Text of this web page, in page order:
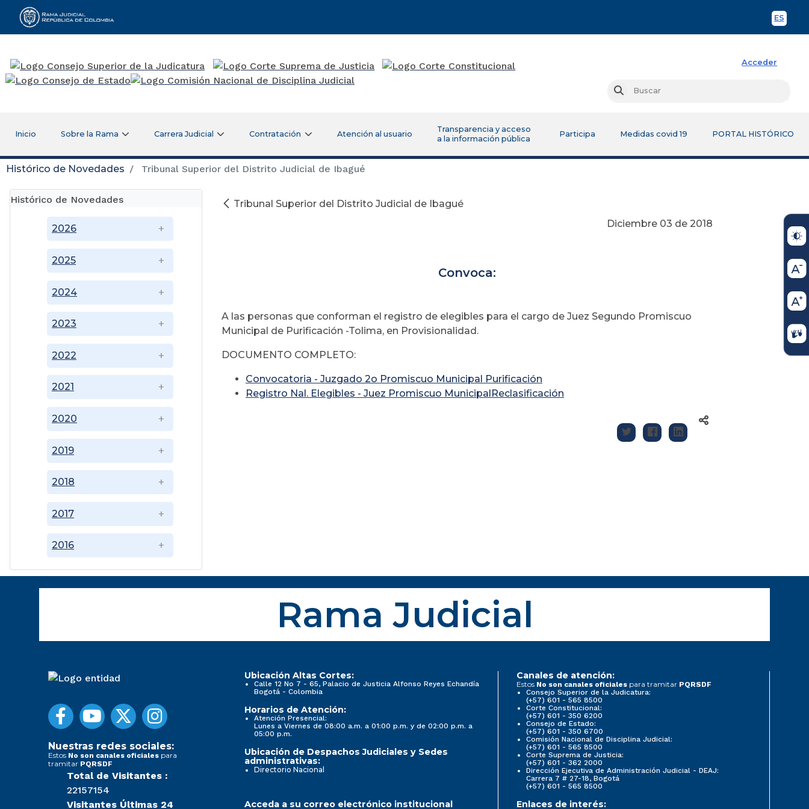
ES
Rama Judicial
Acceder
Buscar
Inicio Sobre la Rama Carrera Judicial Contratación Atención al usuario
Transparencia y acceso
a la información pública
Participa Medidas covid 19 PORTAL HISTÓRICO
Histórico de Novedades Tribunal Superior del Distrito Judicial de Ibagué
Histórico de Novedades
2016
2017
2018
2019
2020
2021
2022
2023
2024
2025
2026
Tribunal Superior del Distrito Judicial de Ibagué
Diciembre 03 de 2018
Convoca:
A las personas que conforman el registro de elegibles para el cargo de Juez Segundo Promiscuo
Municipal de Purificación -Tolima, en Provisionalidad.
DOCUMENTO COMPLETO:
Convocatoria - Juzgado 2o Promiscuo Municipal Purificación
Registro Nal. Elegibles - Juez Promiscuo MunicipalReclasificación
Rama Judicial
Nuestras redes sociales:
Estos No son canales oficiales para
tramitar PQRSDF
Total de Visitantes :
22157154
Visitantes Últimas 24
Ubicación Altas Cortes:
Calle 12 No 7 - 65, Palacio de Justicia Alfonso Reyes Echandía
Bogotá - Colombia
Horarios de Atención:
Atención Presencial:
Lunes a Viernes de 08:00 a.m. a 01:00 p.m. y de 02:00 p.m. a
05:00 p.m.
Ubicación de Despachos Judiciales y Sedes
administrativas:
Directorio Nacional
Canales de atención:
Estos No son canales oficiales para tramitar PQRSDF
Consejo Superior de la Judicatura:
(+57) 601 - 565 8500
Corte Constitucional:
(+57) 601 - 350 6200
Consejo de Estado:
(+57) 601 - 350 6700
Comisión Nacional de Disciplina Judicial:
(+57) 601 - 565 8500
Corte Suprema de Justicia:
(+57) 601 - 362 2000
Dirección Ejecutiva de Administración Judicial - DEAJ:
Carrera 7 # 27-18, Bogotá
(+57) 601 - 565 8500
Acceda a su correo electrónico institucional Enlaces de interés: